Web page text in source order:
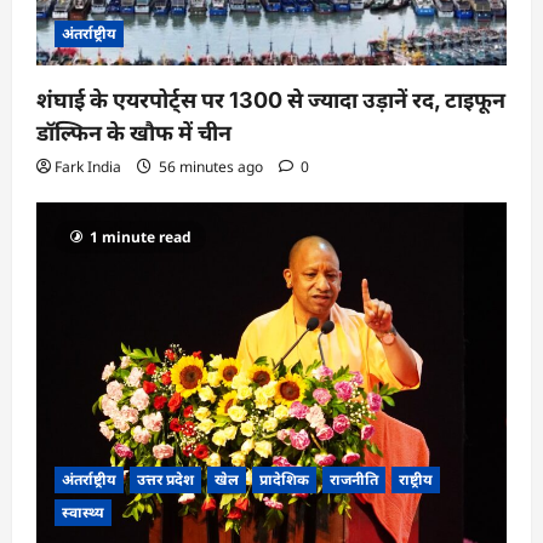
अंतर्राष्ट्रीय
शंघाई के एयरपोर्ट्स पर 1300 से ज्यादा उड़ानें रद, टाइफून
डॉल्फिन के खौफ में चीन
Fark India 56 minutes ago 0
1 minute read
अंतर्राष्ट्रीय उत्तर प्रदेश खेल प्रादेशिक राजनीति
राष्ट्रीय
स्वास्थ्य